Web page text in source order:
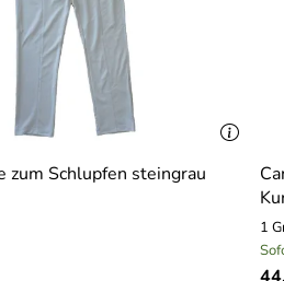
zum Schlupfen steingrau
1